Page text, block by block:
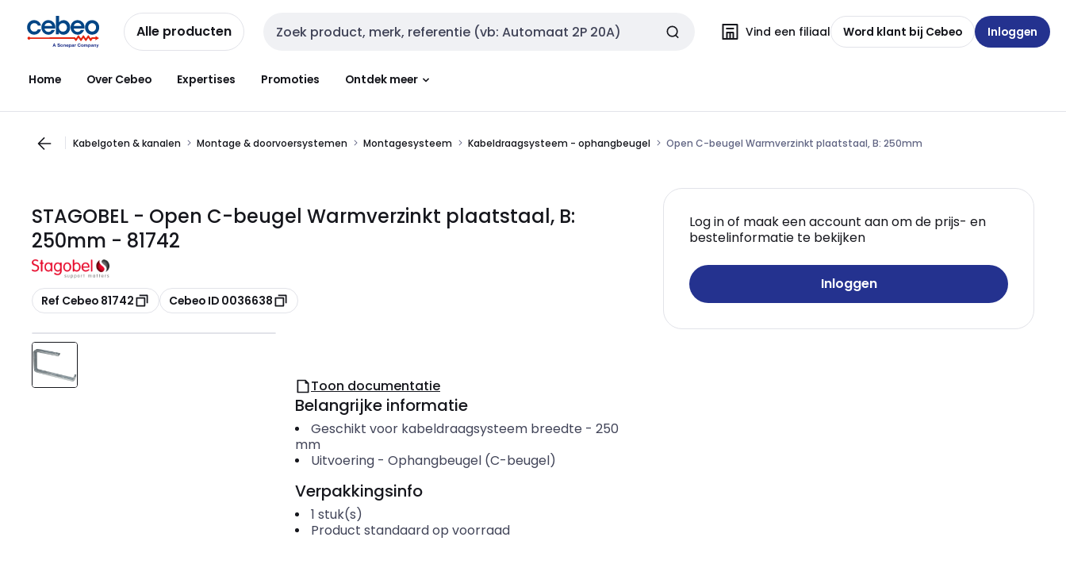
naar
navigatie
naar
inhoud
Alle producten Zoekveld invoer Vind een filiaal Word klant bij Cebeo Inloggen
Home Over Cebeo Expertises Promoties Ontdek meer
Kabelgoten & kanalen Montage & doorvoersystemen Montagesysteem Kabeldraagsysteem - ophangbeugel Open C-beugel Warmverzinkt plaatstaal, B: 250mm
STAGOBEL - Open C-beugel Warmverzinkt plaatstaal, B:
250mm - 81742
Kopiëren
Ref Cebeo 81742 Kopiëren
Cebeo ID 0036638
Log in of maak een account aan om de prijs- en
bestelinformatie te bekijken
Inloggen
Toon documentatie
Belangrijke informatie
Geschikt voor kabeldraagsysteem breedte - 250
mm
Uitvoering- Ophangbeugel (C-beugel)
Verpakkingsinfo
1 stuk(s)
Product standaard op voorraad